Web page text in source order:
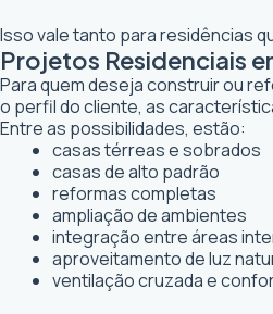
Isso vale tanto para residências
Projetos Residenciais
Para quem deseja construir ou
o perfil do cliente, as
Entre as possibilidades, estão:
casas térreas e sobrados
casas de alto padrão
reformas completas
ampliação de ambientes
integração entre áreas
aproveitamento de luz
ventilação cruzada e